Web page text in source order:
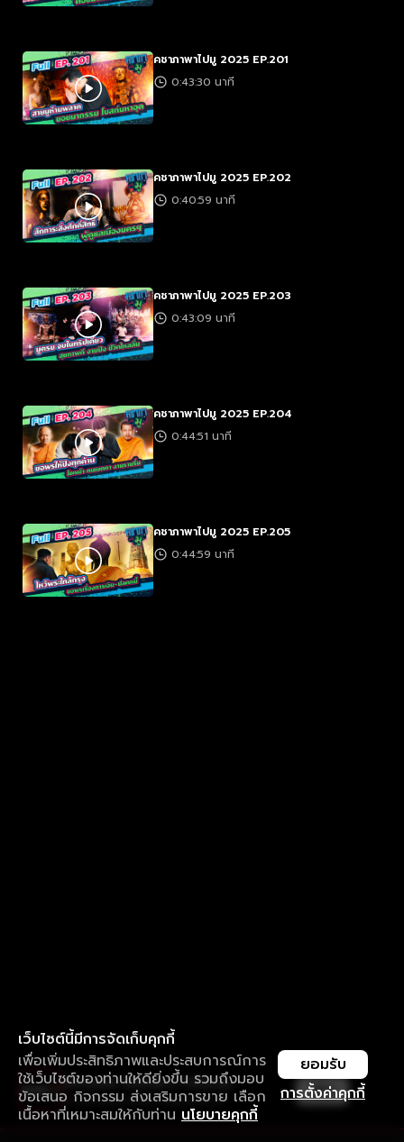
คชาภาพาไปมู 2025 EP.201
0:43:30 นาที
คชาภาพาไปมู 2025 EP.202
0:40:59 นาที
คชาภาพาไปมู 2025 EP.203
0:43:09 นาที
คชาภาพาไปมู 2025 EP.204
0:44:51 นาที
คชาภาพาไปมู 2025 EP.205
0:44:59 นาที
เว็บไซต์นี้มีการจัดเก็บคุกกี้
เพื่อเพิ่มประสิทธิภาพและประสบการณ์การ
ใช้เว็บไซต์ของท่านให้ดียิ่งขึ้น รวมถึงมอบ
ข้อเสนอ กิจกรรม ส่งเสริมการขาย เลือก
เนื้อหาที่เหมาะสมให้กับท่าน นโยบายคุกกี้
การตั้งค่าคุกกี้
ยอมรับ
ใช้งานแอป ลื่นไหลกว่า ไม่มีสะดุด
ดาวน์โหลดแอปเพื่อการรับชมที่ดีกว่า เปิด